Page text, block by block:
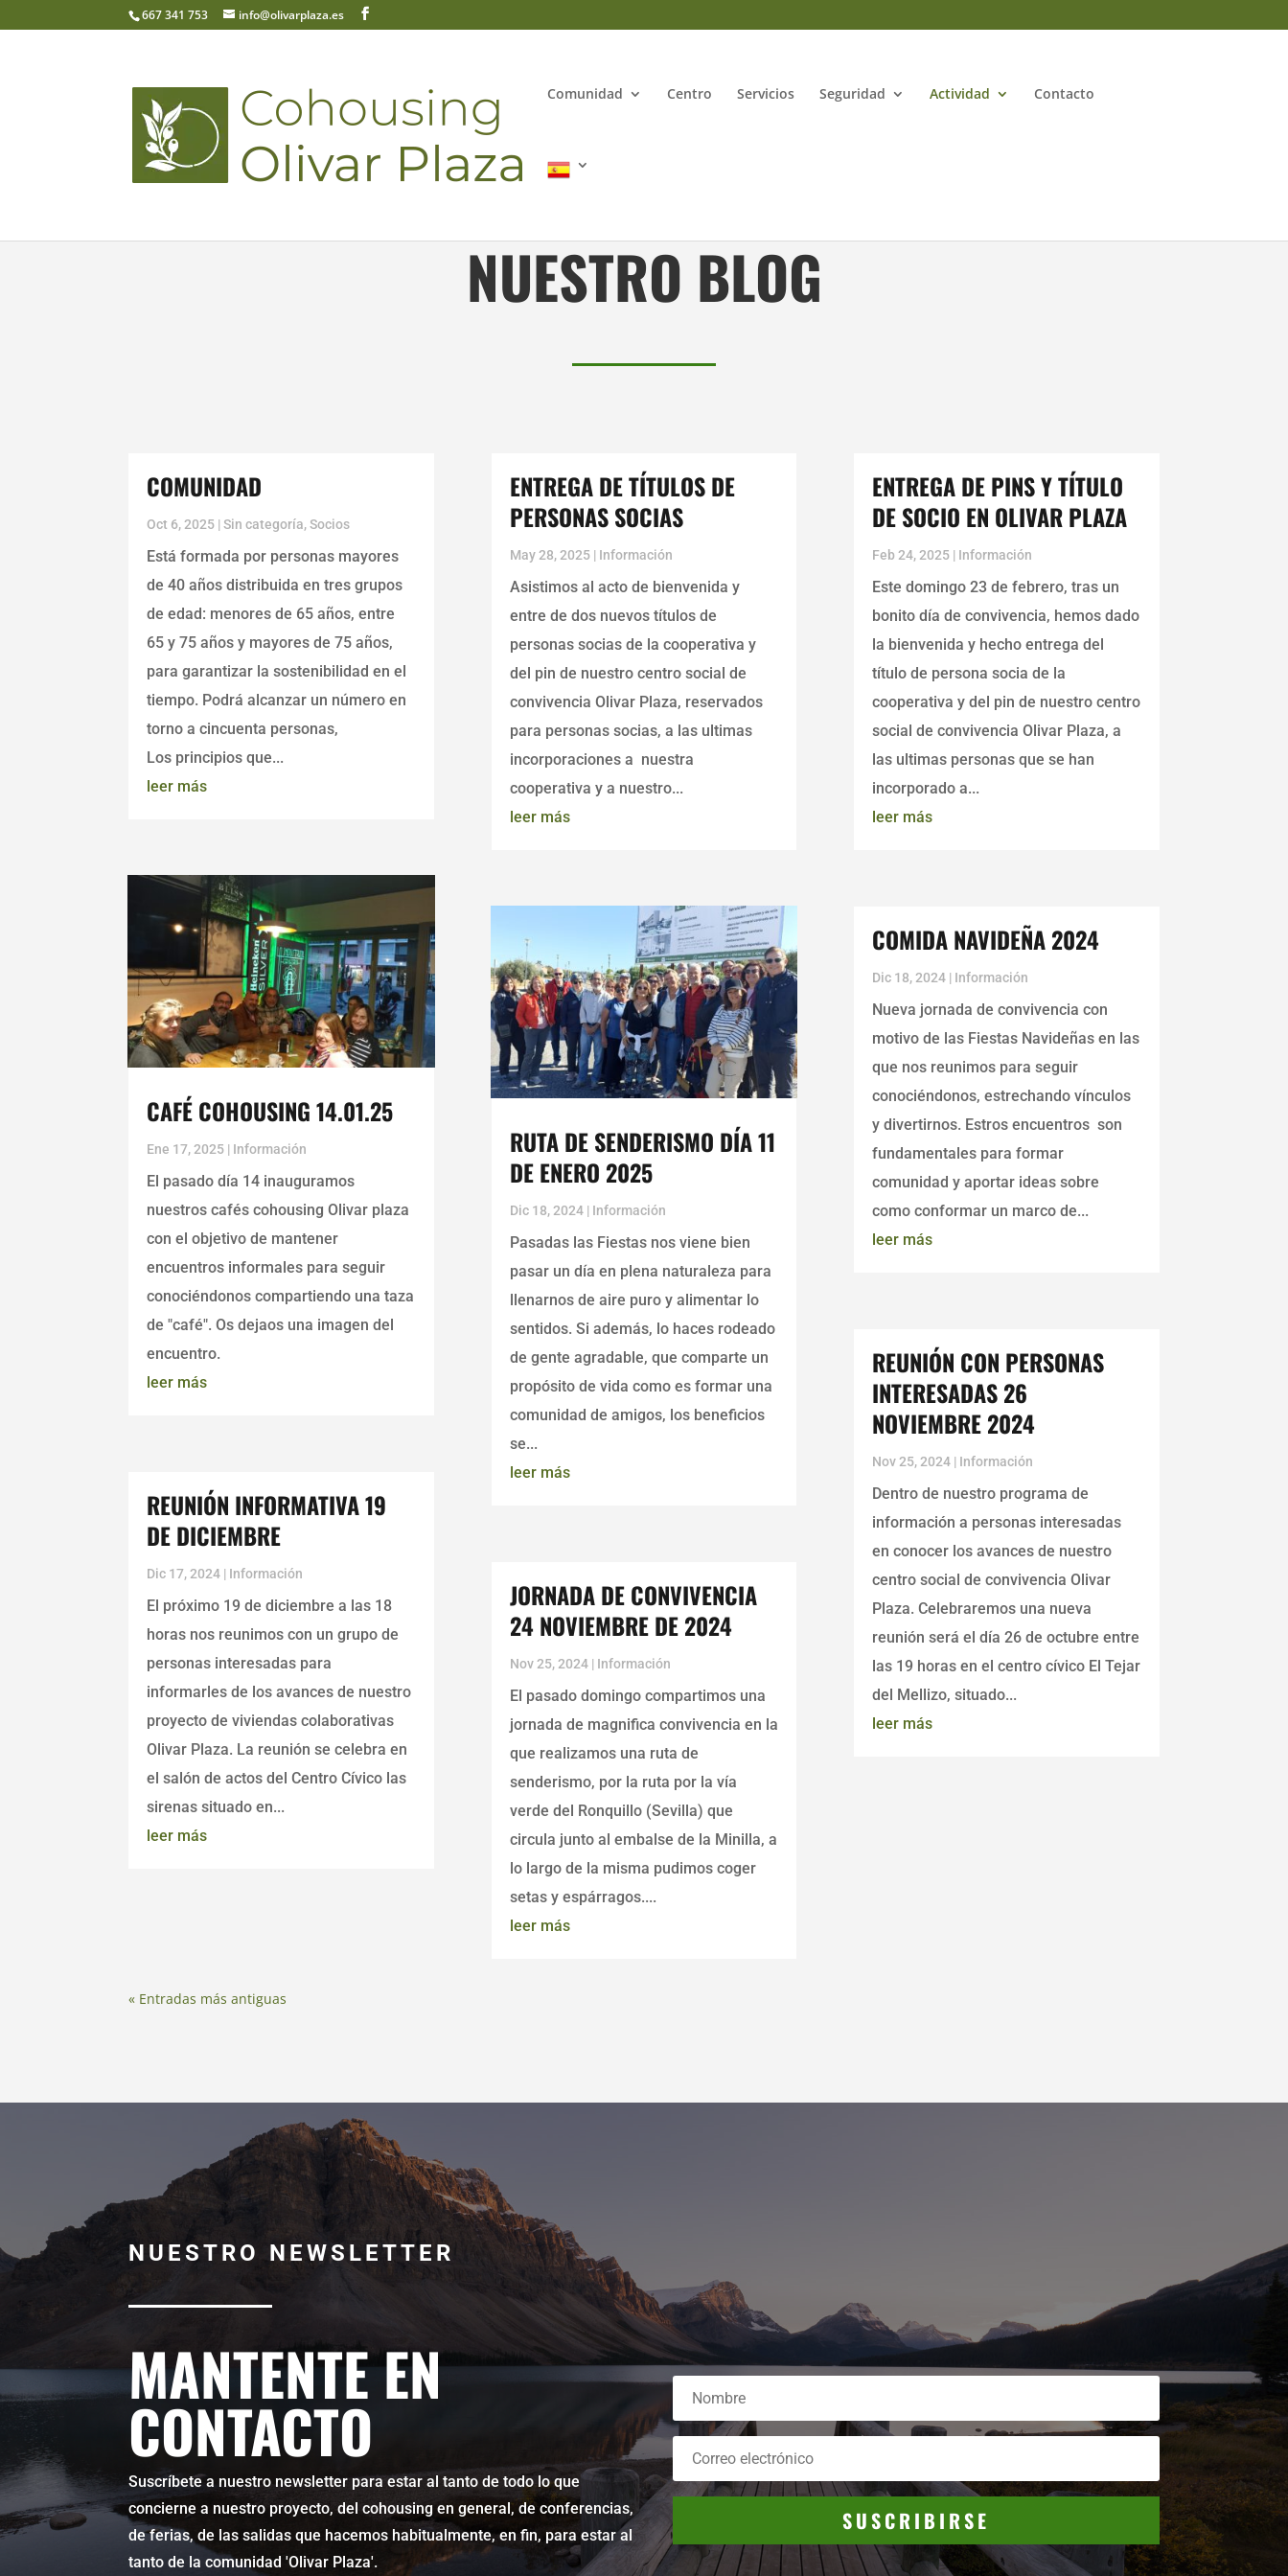
667 341 753 info@olivarplaza.es
Comunidad Centro Servicios Seguridad Actividad Contacto
NUESTRO BLOG
COMUNIDAD
Oct 6, 2025 |Sin categoría,Socios
Está formada por personas mayores
de 40 años distribuida en tres grupos
de edad: menores de 65 años, entre
65 y 75 años y mayores de 75 años,
para garantizar la sostenibilidad en el
tiempo. Podrá alcanzar un número en
torno a cincuenta personas,
Los principios que...
leer más
CAFÉ COHOUSING 14.01.25
Ene 17, 2025 | Información
El pasado día 14 inauguramos
nuestros cafés cohousing Olivar plaza
con el objetivo de mantener
encuentros informales para seguir
conociéndonos compartiendo una taza
de "café". Os dejaos una imagen del
encuentro.
leer más
REUNIÓN INFORMATIVA 19
DE DICIEMBRE
Dic 17, 2024 | Información
El próximo 19 de diciembre a las 18
horas nos reunimos con un grupo de
personas interesadas para
informarles de los avances de nuestro
proyecto de viviendas colaborativas
Olivar Plaza. La reunión se celebra en
el salón de actos del Centro Cívico las
sirenas situado en...
leer más
ENTREGA DE TÍTULOS DE
PERSONAS SOCIAS
May 28, 2025| Información
Asistimos al acto de bienvenida y
entre de dos nuevos títulos de
personas socias de la cooperativa y
del pin de nuestro centro social de
convivencia Olivar Plaza, reservados
para personas socias, a las ultimas
incorporaciones a nuestra
cooperativa y a nuestro...
leer más
RUTA DE SENDERISMO DÍA 11
DE ENERO 2025
Dic 18, 2024| Información
Pasadas las Fiestas nos viene bien
pasar un día en plena naturaleza para
llenarnos de aire puro y alimentar lo
sentidos. Si además, lo haces rodeado
de gente agradable, que comparte un
propósito de vida como es formar una
comunidad de amigos, los beneficios
se...
leer más
JORNADA DE CONVIVENCIA
24 NOVIEMBRE DE 2024
Nov 25, 2024| Información
El pasado domingo compartimos una
jornada de magnifica convivencia en la
que realizamos una ruta de
senderismo, por la ruta por la vía
verde del Ronquillo (Sevilla) que
circula junto al embalse de la Minilla, a
lo largo de la misma pudimos coger
setas y espárragos....
leer más
ENTREGA DE PINS Y TÍTULO
DE SOCIO EN OLIVAR PLAZA
Feb 24, 2025| Información
Este domingo 23 de febrero, tras un
bonito día de convivencia, hemos dado
la bienvenida y hecho entrega del
título de persona socia de la
cooperativa y del pin de nuestro centro
social de convivencia Olivar Plaza, a
las ultimas personas que se han
incorporado a...
leer más
COMIDA NAVIDEÑA 2024
Dic 18, 2024| Información
Nueva jornada de convivencia con
motivo de las Fiestas Navideñas en las
que nos reunimos para seguir
conociéndonos, estrechando vínculos
y divertirnos. Estros encuentros son
fundamentales para formar
comunidad y aportar ideas sobre
como conformar un marco de...
leer más
REUNIÓN CON PERSONAS
INTERESADAS 26
NOVIEMBRE 2024
Nov 25, 2024| Información
Dentro de nuestro programa de
información a personas interesadas
en conocer los avances de nuestro
centro social de convivencia Olivar
Plaza. Celebraremos una nueva
reunión será el día 26 de octubre entre
las 19 horas en el centro cívico El Tejar
del Mellizo, situado...
leer más
« Entradas más antiguas
NUESTRO NEWSLETTER
MANTENTE EN
CONTACTO
Suscríbete a nuestro newsletter para estar al tanto de todo lo que
concierne a nuestro proyecto, del cohousing en general, de conferencias,
de ferias, de las salidas que hacemos habitualmente, en fin, para estar al
tanto de la comunidad 'Olivar Plaza'.
SUSCRIBIRSE